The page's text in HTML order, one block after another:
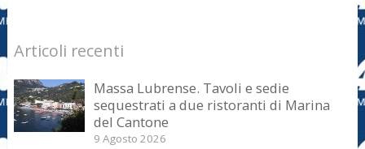
Articoli recenti
Massa Lubrense. Tavoli e sedie
sequestrati a due ristoranti di Marina
del Cantone
9 Agosto 2026